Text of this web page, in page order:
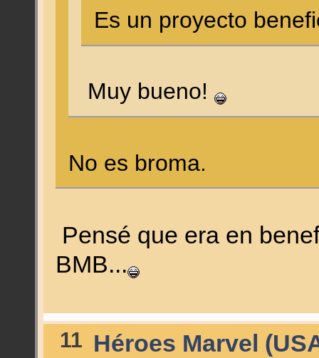
Es un proyecto
Muy bueno!
No es broma.
Pensé que era en
BMB...
11 Héroes Marvel